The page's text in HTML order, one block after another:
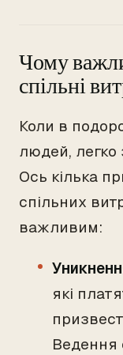
Чому
спільні
Коли в
людей, легко
Ось кілька
спільних
важливим:
які
Ведення